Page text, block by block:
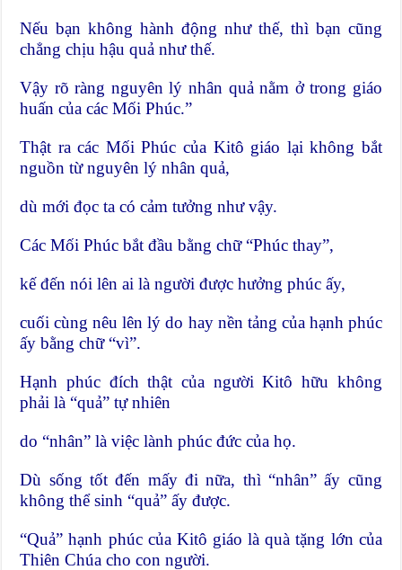
Nếu bạn không hành động như thế, thì bạn cũng
chẳng chịu hậu quả như thế.
Vậy rõ ràng nguyên lý nhân quả nằm ở trong giáo
huấn của các Mối Phúc.”
Thật ra các Mối Phúc của Kitô giáo lại không bắt
nguồn từ nguyên lý nhân quả,
dù mới đọc ta có cảm tưởng như vậy.
Các Mối Phúc bắt đầu bằng chữ “Phúc thay”,
kế đến nói lên ai là người được hưởng phúc ấy,
cuối cùng nêu lên lý do hay nền tảng của hạnh phúc
ấy bằng chữ “vì”.
Hạnh phúc đích thật của người Kitô hữu không
phải là “quả” tự nhiên
do “nhân” là việc lành phúc đức của họ.
Dù sống tốt đến mấy đi nữa, thì “nhân” ấy cũng
không thể sinh “quả” ấy được.
“Quả” hạnh phúc của Kitô giáo là quà tặng lớn của
Thiên Chúa cho con người.